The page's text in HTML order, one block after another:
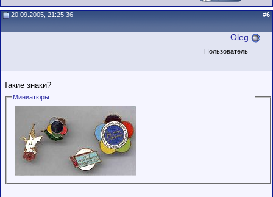
20.09.2005, 21:25:36 #6
Oleg
Пользователь
Такие знаки?
Миниатюры